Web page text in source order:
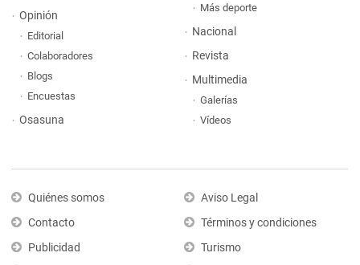
Opinión
Editorial
Colaboradores
Blogs
Encuestas
Osasuna
Más deporte
Nacional
Revista
Multimedia
Galerías
Vídeos
Quiénes somos
Contacto
Publicidad
Aviso Legal
Términos y condiciones
Turismo